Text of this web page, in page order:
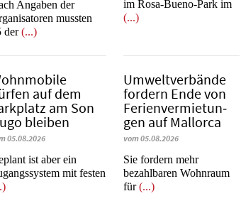
Angaben der
mussten
der(...)
im Rosa-Bueno-Park im
(...)
auf dem
am Son
bleiben
05.08.2026
ist aber ein
mit festen
Umweltverbände
fordern Ende von
Fe­ri­en­ver­mie­tun­
gen auf Mallorca
vom 05.08.2026
Sie fordern mehr
bezahlbaren Wohnraum
für(...)